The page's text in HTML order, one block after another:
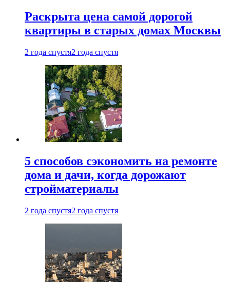
Раскрыта цена самой дорогой
квартиры в старых домах Москвы
2 года спустя2 года спустя
5 способов сэкономить на ремонте
дома и дачи, когда дорожают
стройматериалы
2 года спустя2 года спустя